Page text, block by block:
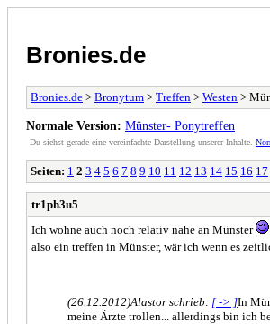
Bronies.de
Bronies.de > Bronytum > Treffen > Westen >
Normale Version: Münster- Ponytreffen
Du siehst gerade eine vereinfachte Darstellung unserer Inhalte.
Seiten: 1 2 3 4 5 6 7 8 9 10 11 12 13 14 15 16 17
tr1ph3u5
Ich wohne auch noch relativ nahe an Münster
also ein treffen in Münster, wär ich wenn es
(26.12.2012)Alastor schrieb: [ -> ]In
meine Ärzte trollen... allerdings bin ich